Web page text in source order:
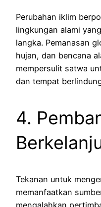
Perubahan iklim
lingkungan alami
langka. Pemanasan
hujan, dan bencana
mempersulit satwa
dan tempat
4.
Tekanan untuk
memanfaatkan
mengalahkan